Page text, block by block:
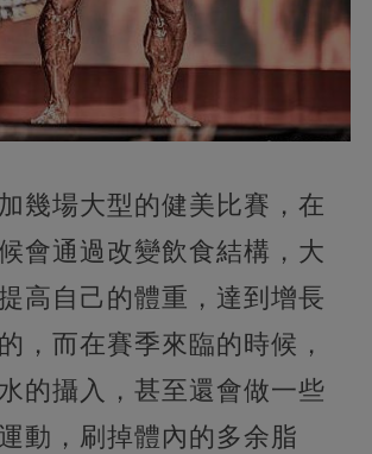
幾場大型的健美比賽，在
會通過改變飲食結構，大
高自己的體重，達到增長
，而在賽季來臨的時候，
的攝入，甚至還會做一些
動，刷掉體內的多余脂